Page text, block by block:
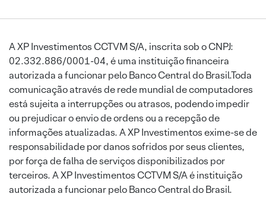
A XP Investimentos CCTVM S/A, inscrita sob o CNPJ:
02.332.886/0001-04, é uma instituição financeira
autorizada a funcionar pelo Banco Central do Brasil.Toda
comunicação através de rede mundial de computadores
está sujeita a interrupções ou atrasos, podendo impedir
ou prejudicar o envio de ordens ou a recepção de
informações atualizadas. A XP Investimentos exime-se de
responsabilidade por danos sofridos por seus clientes,
por força de falha de serviços disponibilizados por
terceiros. A XP Investimentos CCTVM S/A é instituição
autorizada a funcionar pelo Banco Central do Brasil.